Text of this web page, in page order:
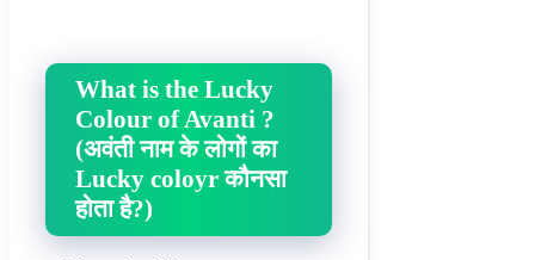
What is the Lucky
Colour of Avanti ?
(अवंती नाम के लोगों का
Lucky coloyr कौनसा
होता है?)